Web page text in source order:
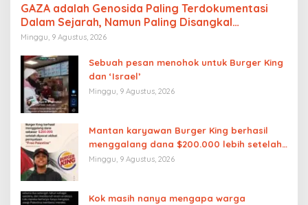
GAZA adalah Genosida Paling Terdokumentasi
Dalam Sejarah, Namun Paling Disangkal
Keberadaannya
Minggu, 9 Agustus, 2026
Sebuah pesan menohok untuk Burger King
dan ‘Israel’
Minggu, 9 Agustus, 2026
Mantan karyawan Burger King berhasil
menggalang dana $200.000 lebih setelah
dipecat akibat pernyataan “Free
Minggu, 9 Agustus, 2026
Kok masih nanya mengapa warga